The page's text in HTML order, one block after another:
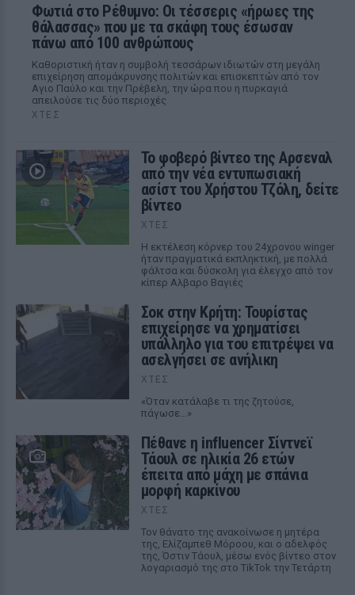
Φωτιά στο Ρέθυμνο: Οι τέσσερις «ήρωες της
θάλασσας» που με τα σκάφη τους έσωσαν
πάνω από 100 ανθρώπους
Καθοριστική ήταν η συμβολή τεσσάρων ιδιωτών στη μεγάλη
επιχείρηση απομάκρυνσης πολιτών και επισκεπτών από τον
Αγιο Παύλο και την Πρέβελη, την ώρα που η πυρκαγιά
απειλούσε τις δύο περιοχές
ΧΤΕΣ
Το φοβερό βίντεο της Αρσεναλ
από την νέα εντυπωσιακή
ασίστ του Χρήστου Τζόλη, δείτε
βίντεο
ΧΤΕΣ
Η εκτέλεση κόρνερ του 24χρονου winger
ήταν πραγματικά εκπληκτική, με πολλά
φάλτσα και δύσκολη για έλεγχο από τον
κίπερ Αλβαρο Βαγιές
Σοκ στην Κρήτη: Τουρίστας
επιχείρησε να χρηματίσει
υπάλληλο για του επιτρέψει να
ασελγήσει σε ανήλικη
ΧΤΕΣ
«Όταν κατάλαβε τι της ζητούσε,
πάγωσε...»
Πέθανε η influencer Σίντνεϊ
Τάουλ σε ηλικία 26 ετών
έπειτα από μάχη με σπάνια
μορφή καρκίνου
ΧΤΕΣ
Τον θάνατο της ανακοίνωσε η μητέρα
της, Ελίζαμπεθ Μόροου, και ο αδελφός
της, Όστιν Τάουλ, μέσω ενός βίντεο στον
λογαριασμό της στο TikTok την Τετάρτη